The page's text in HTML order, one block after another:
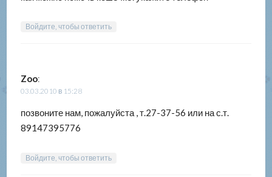
Войдите, чтобы ответить
Zoo:
03.03.2010 в 15:28
позвоните нам, пожалуйста , т.27-37-56 или на с.т.
89147395776
Войдите, чтобы ответить